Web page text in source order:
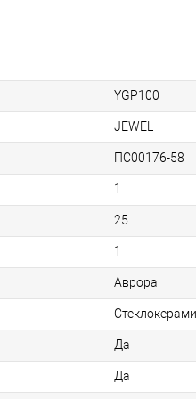
YGP100
JEWEL
ПС00176-58
1
25
1
Аврора
Да
Да